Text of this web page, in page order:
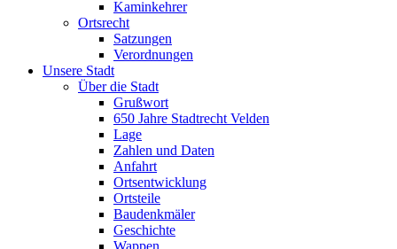
Kaminkehrer
Ortsrecht
Satzungen
Verordnungen
Unsere Stadt
Über die Stadt
Grußwort
650 Jahre Stadtrecht Velden
Lage
Zahlen und Daten
Anfahrt
Ortsentwicklung
Ortsteile
Baudenkmäler
Geschichte
Wappen